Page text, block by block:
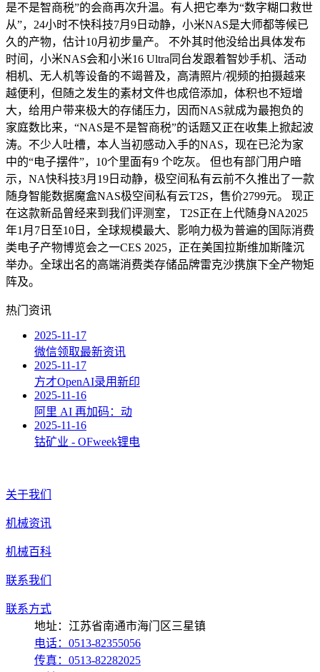
是不是智商税”的会商再次升温。有人把它奉为“数字糊口救世
从”，24小时不快科技7月9日动静，小米NAS是大师都等候已
久的产物，估计10月初步量产。 不外其时他没给出具体发布
时间，小米NAS会和小米16 Ultra同台发跟着智妙手机、活动
相机、无人机等设备的不竭普及，高清照片/视频的拍摄越来
越便利，但随之发生的素材文件也成倍添加，体积也不短增
大，给用户带来极大的存储压力，因而NAS就成为最抱负的
家庭数比来，“NAS是不是智商税”的话题又正在收集上掀起波
涛。不少人吐槽，本人当初感动入手的NAS，现在已沦为家
中的“电子摆件”，10个里面有9 个吃灰。 但也有部门用户暗
示，NA快科技3月19日动静，极空间私有云前不久推出了一款
随身智能数据魔盒NAS极空间私有云T2S，售价2799元。 现正
在这款新品曾经来到我们评测室， T2S正在上代随身NA2025
年1月7日至10日，全球规模最大、影响力极为普遍的国际消费
类电子产物博览会之一CES 2025，正在美国拉斯维加斯隆沉
举办。全球出名的高端消费类存储品牌雷克沙携旗下全产物矩
阵及。
热门资讯
2025-11-17
微信领取最新资讯
2025-11-17
方才OpenAI录用新印
2025-11-16
阿里 AI 再加码：动
2025-11-16
钴矿业 - OFweek锂电
关于我们
机械资讯
机械百科
联系我们
联系方式
地址：江苏省南通市海门区三星镇
电话：0513-82355056
传真：0513-82282025